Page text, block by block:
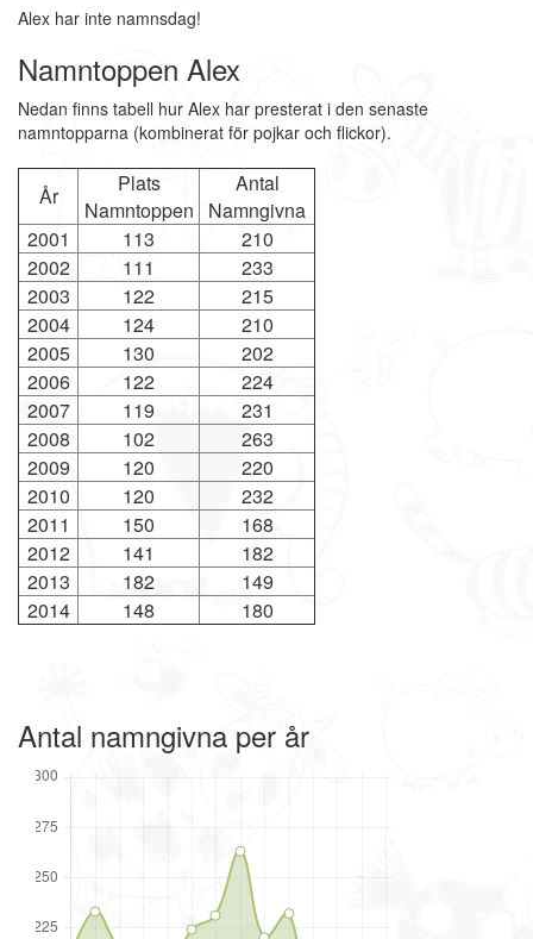
Alex har inte namnsdag!
Namntoppen Alex
Nedan finns tabell hur Alex har presterat i den senaste
namntopparna (kombinerat för pojkar och flickor).
År
Plats
Namntoppen
Antal
Namngivna
2001
113
210
2002
111
233
2003
122
215
2004
124
210
2005
130
202
2006
122
224
2007
119
231
2008
102
263
2009
120
220
2010
120
232
2011
150
168
2012
141
182
2013
182
149
2014
148 180
Antal namngivna per år